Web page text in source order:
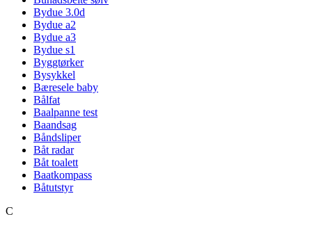
Bydue 3.0d
Bydue a2
Bydue a3
Bydue s1
Byggtørker
Bysykkel
Bæresele baby
Bålfat
Baalpanne test
Baandsag
Båndsliper
Båt radar
Båt toalett
Baatkompass
Båtutstyr
C